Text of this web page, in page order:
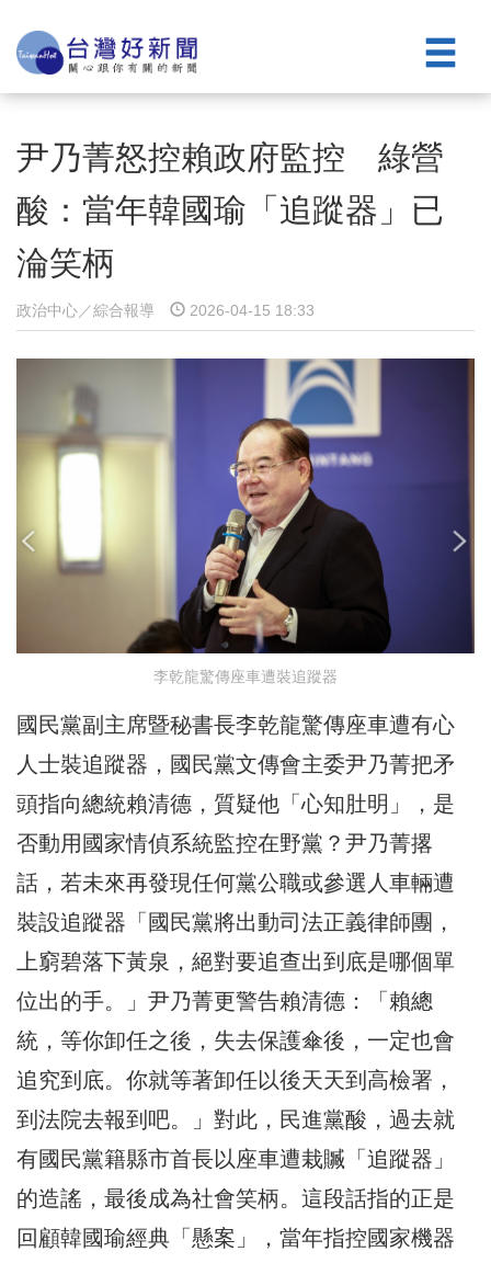
尹乃菁怒控賴政府監控 綠營
酸：當年韓國瑜「追蹤器」已
淪笑柄
政治中心／綜合報導 2026-04-15 18:33
李乾龍驚傳座車遭裝追蹤器
國民黨副主席暨秘書長李乾龍驚傳座車遭有心
人士裝追蹤器，國民黨文傳會主委尹乃菁把矛
頭指向總統賴清德，質疑他「心知肚明」，是
否動用國家情偵系統監控在野黨？尹乃菁撂
話，若未來再發現任何黨公職或參選人車輛遭
裝設追蹤器「國民黨將出動司法正義律師團，
上窮碧落下黃泉，絕對要追查出到底是哪個單
位出的手。」尹乃菁更警告賴清德：「賴總
統，等你卸任之後，失去保護傘後，一定也會
追究到底。你就等著卸任以後天天到高檢署，
到法院去報到吧。」對此，民進黨酸，過去就
有國民黨籍縣市首長以座車遭栽贓「追蹤器」
的造謠，最後成為社會笑柄。這段話指的正是
回顧韓國瑜經典「懸案」，當年指控國家機器